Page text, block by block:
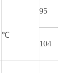
℃
95
104